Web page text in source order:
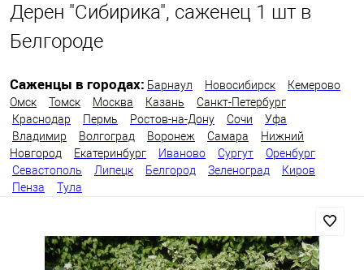
Дерен "Сибирика", саженец 1 шт в
Белгороде
Саженцы в городах: Барнаул Новосибирск
Кемерово
Омск
Томск Москва Казань
Санкт-Петербург
Краснодар
Пермь Ростов-на-Дону Сочи
Уфа
Владимир
Волгоград Воронеж Самара
Нижний
Новгород
Екатеринбург Иваново Сургут
Оренбург
Севастополь
Липецк Белгород Зеленоград
Киров
Пенза
Тула